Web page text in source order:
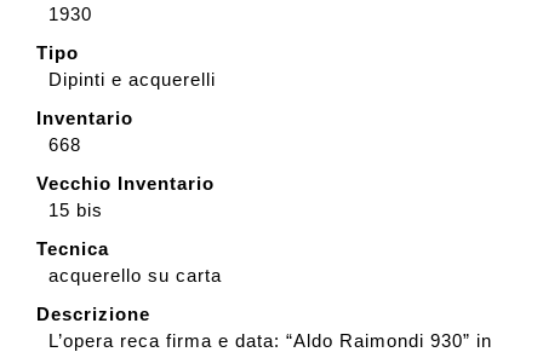
1930
Tipo
Dipinti e acquerelli
Inventario
668
Vecchio Inventario
15 bis
Tecnica
acquerello su carta
Descrizione
L’opera reca firma e data: “Aldo Raimondi 930” in